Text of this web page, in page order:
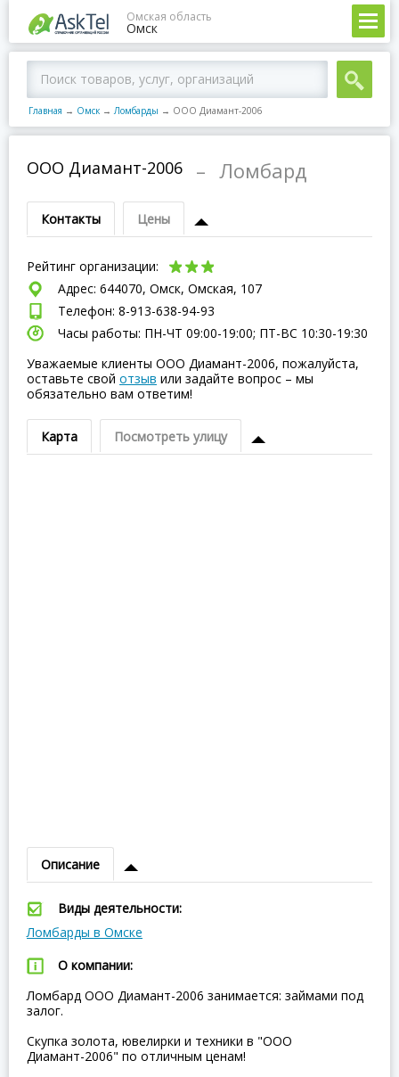
Омская область
Омск
Главная → Омск → Ломбарды → ООО Диамант-2006
ООО Диамант-2006 – Ломбард
Контакты Цены
Рейтинг организации:
Адрес: 644070, Омск, Омская, 107
Телефон: 8-913-638-94-93
Часы работы: ПН-ЧТ 09:00-19:00; ПТ-ВC 10:30-19:30
Уважаемые клиенты ООО Диамант-2006, пожалуйста,
оставьте свой отзыв или задайте вопрос – мы
обязательно вам ответим!
Карта Посмотреть улицу
Описание
Виды деятельности:
Ломбарды в Омске
О компании:
Ломбард ООО Диамант-2006 занимается: займами под
залог.
Скупка золота, ювелирки и техники в "ООО
Диамант-2006" по отличным ценам!